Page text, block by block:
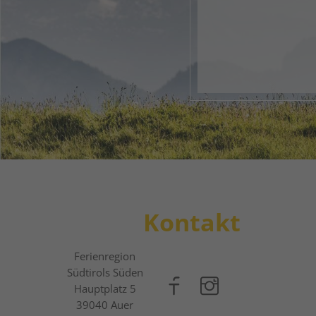
Dein
Vom
1 2 3
Kontakt
Ferienregion
Südtirols Süden
Hauptplatz 5
39040 Auer